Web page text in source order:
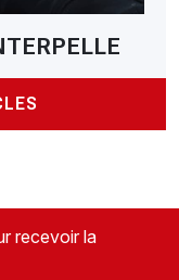
recevoir la